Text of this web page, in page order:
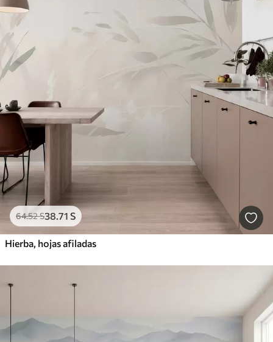
64.52S38.71 S
Hierba, hojas afiladas